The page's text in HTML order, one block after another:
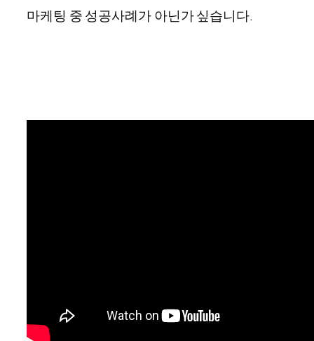
마케팅 중 성공사례가 아닌가 싶습니다.